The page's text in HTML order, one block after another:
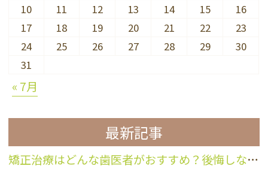
10
11 12 13 14 15
16
17
18 19 20 21 22
23
24
25 26 27 28 29
30
31
« 7月
最新記事
矯正治療はどんな歯医者がおすすめ？後悔しない歯科医院の選び方